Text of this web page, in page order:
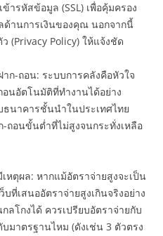
ารหัสข้อมูล (SSL) เพื่อคุ้มครอง
านการเงินของคุณ นอกจากนี้
(Privacy Policy) ให้แจ้งชัด
ก-ถอน: ระบบการคลังคือหัวใจ
นอัตโนมัติที่ทำงานได้อย่าง
ธนาคารชั้นนำในประเทศไทย
ถอนขั้นต่ำที่ไม่สูงจนกระทั่งเหลือ
หตุผล: หากแม้อัตราจ่ายสูงจะเป็น
ที่เสนออัตราจ่ายสูงเกินจริงอย่าง
ลโกงได้ ควรเปรียบอัตราจ่ายกับ
มาตรฐานไหม (ดังเช่น 3 ตัวตรง